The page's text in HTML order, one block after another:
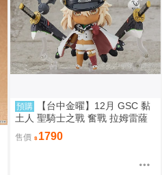
預購
【台中金曜】12月 GSC 黏
土人 聖騎士之戰 奮戰 拉姆雷薩
爾=瓦倫泰 再版 0904
售價 1790